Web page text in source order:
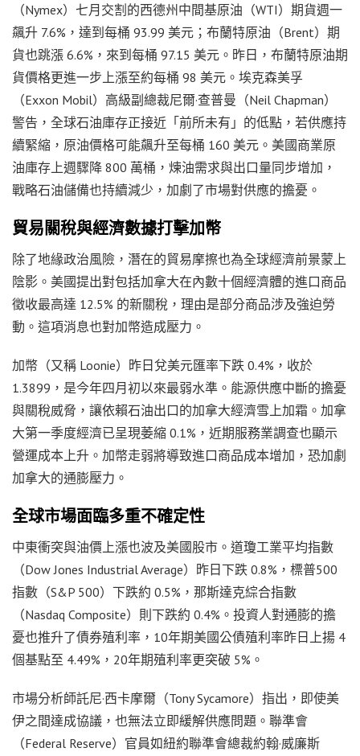
（Nymex）七月交割的西德州中間基原油（WTI）期貨週一
飆升 7.6%，達到每桶 93.99 美元；布蘭特原油（Brent）期
貨也跳漲 6.6%，來到每桶 97.15 美元。昨日，布蘭特原油期
貨價格更進一步上漲至約每桶 98 美元。埃克森美孚
（Exxon Mobil）高級副總裁尼爾·查普曼（Neil Chapman）
警告，全球石油庫存正接近「前所未有」的低點，若供應持
續緊縮，原油價格可能飆升至每桶 160 美元。美國商業原
油庫存上週驟降 800 萬桶，煉油需求與出口量同步增加，
戰略石油儲備也持續減少，加劇了市場對供應的擔憂。
貿易關稅與經濟數據打擊加幣
除了地緣政治風險，潛在的貿易摩擦也為全球經濟前景蒙上
陰影。美國提出對包括加拿大在內數十個經濟體的進口商品
徵收最高達 12.5% 的新關稅，理由是部分商品涉及強迫勞
動。這項消息也對加幣造成壓力。
加幣（又稱 Loonie）昨日兌美元匯率下跌 0.4%，收於
1.3899，是今年四月初以來最弱水準。能源供應中斷的擔憂
與關稅威脅，讓依賴石油出口的加拿大經濟雪上加霜。加拿
大第一季度經濟已呈現萎縮 0.1%，近期服務業調查也顯示
營運成本上升。加幣走弱將導致進口商品成本增加，恐加劇
加拿大的通膨壓力。
全球市場面臨多重不確定性
中東衝突與油價上漲也波及美國股市。道瓊工業平均指數
（Dow Jones Industrial Average）昨日下跌 0.8%，標普500
指數（S&P 500）下跌約 0.5%，那斯達克綜合指數
（Nasdaq Composite）則下跌約 0.4%。投資人對通膨的擔
憂也推升了債券殖利率，10年期美國公債殖利率昨日上揚 4
個基點至 4.49%，20年期殖利率更突破 5%。
市場分析師託尼·西卡摩爾（Tony Sycamore）指出，即使美
伊之間達成協議，也無法立即緩解供應問題。聯準會
（Federal Reserve）官員如紐約聯準會總裁約翰·威廉斯